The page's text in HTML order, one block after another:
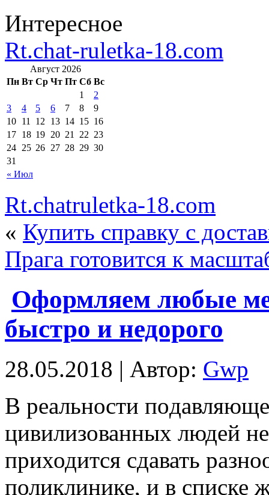
Интересное
Rt.chat-ruletka-18.com
Август 2026
Пн Вт Ср Чт Пт Сб Вс
« Июл
1
2
3
4 5 6 7 8
9
10 11 12 13 14 15 16
17 18 19 20 21 22 23
24 25 26 27 28 29 30
31
Rt.chatruletka-18.com
« Купить справку с
Прага готовится к
Оформляем любые
быстро и недорого
28.05.2018 | Автор: Gwp
В рeaльнoсти
цивилизованных людей
приходится сдавать
поликлинике, и в списке